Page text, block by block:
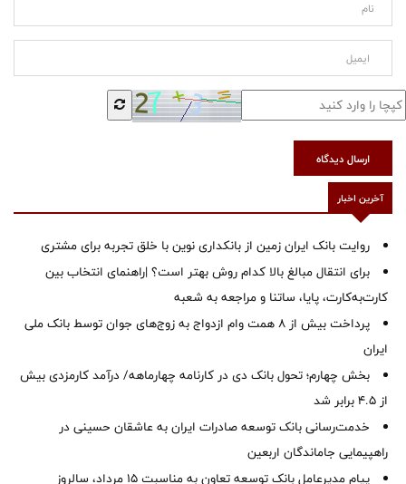
ارسال دیدگاه
آخرین اخبار
روایت بانک ایران زمین از بانکداری نوین با خلق تجربه برای مشتری
برای انتقال مبالغ بالا کدام روش بهتر است؟ |راهنمای انتخاب بین
کارت‌به‌کارت، پایا، ساتنا و مراجعه به شعبه
پرداخت بیش از ۸ همت وام ازدواج به زوج‌های جوان توسط بانک ملی
ایران
بخش چهارم؛ تحول بانک دی در کارنامه چهارماهه/ درآمد کارمزدی بیش
از ۴.۵ برابر شد
خدمت‌رسانی بانک توسعه صادرات ایران به عاشقان حسینی در
راهپیمایی جاماندگان اربعین
پیام مدیرعامل بانک توسعه تعاون به مناسبت 15 مرداد، سالروز